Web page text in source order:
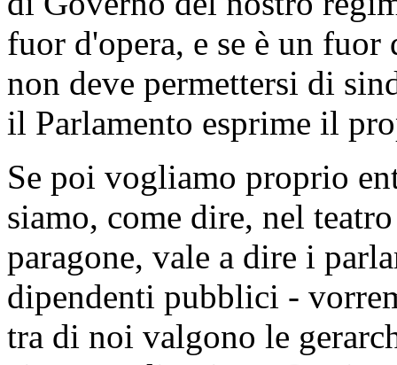
fuor d'opera, e se è un
non deve permettersi di
il Parlamento esprime il
Se poi vogliamo proprio
siamo, come dire, nel
paragone, vale a dire i
dipendenti pubblici -
tra di noi valgono le